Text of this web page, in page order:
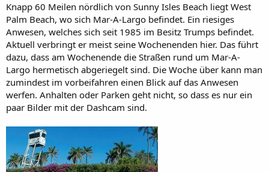
Knapp 60 Meilen nördlich von Sunny Isles Beach liegt West
Palm Beach, wo sich Mar-A-Largo befindet. Ein riesiges
Anwesen, welches sich seit 1985 im Besitz Trumps befindet.
Aktuell verbringt er meist seine Wochenenden hier. Das führt
dazu, dass am Wochenende die Straßen rund um Mar-A-
Largo hermetisch abgeriegelt sind. Die Woche über kann man
zumindest im vorbeifahren einen Blick auf das Anwesen
werfen. Anhalten oder Parken geht nicht, so dass es nur ein
paar Bilder mit der Dashcam sind.